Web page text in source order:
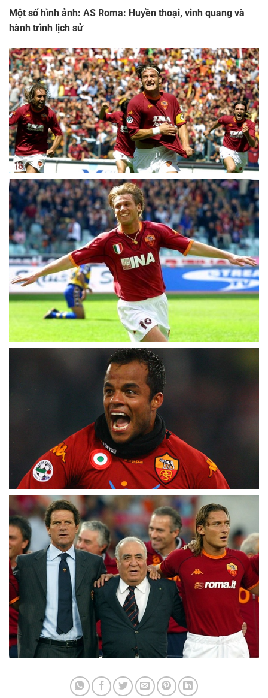
Một số hình ảnh: AS Roma: Huyền thoại, vinh quang và
hành trình lịch sử